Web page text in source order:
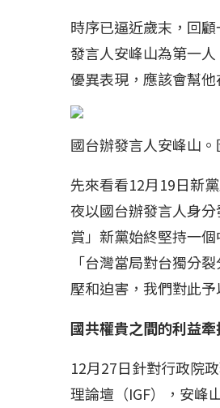
時序已逼近歲末，回
發言人安峰山為第一
優異表現，應該會幫
國台辦發言人安峰山
先來看看12月19日新
夜以國台辦發言人身
賞」新黨始終堅持一
「台灣當局對台獨分
壓和迫害，我們對此
國共權貴之間的利益
12月27日針對行政院
理論壇（IGF），安峰